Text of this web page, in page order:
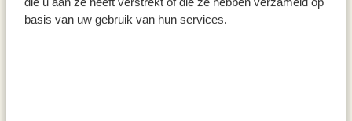
basis van uw gebruik van hun services.
qui offre à des jeunes issus de contextes